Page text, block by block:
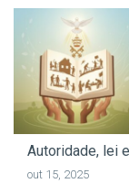
Autoridade, lei
out 15, 2025